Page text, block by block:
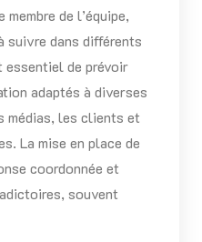
de l’équipe,
suivre dans différents
de prévoir
adaptés à diverses
médias, les clients et
La mise en place de
coordonnée et
souvent